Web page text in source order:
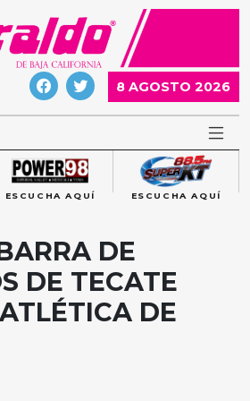
8 AGOSTO 2026
ESCUCHA AQUÍ ESCUCHA AQUÍ
DE
DE TECATE
DE